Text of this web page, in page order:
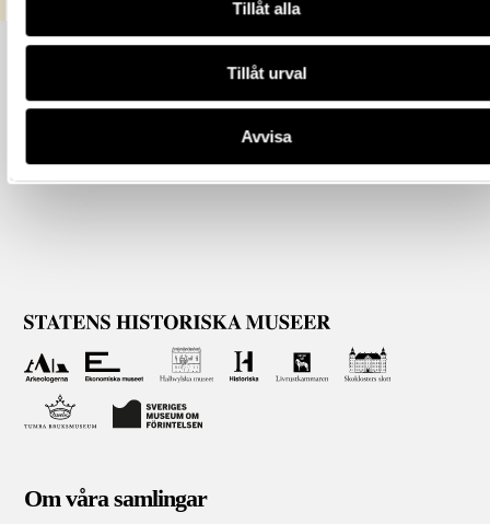
Tillåt alla
Tillåt urval
Avvisa
Om våra samlingar